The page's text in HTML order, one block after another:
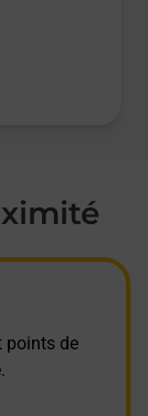
points de